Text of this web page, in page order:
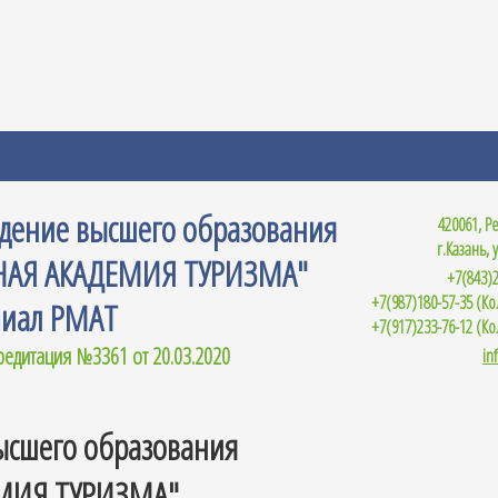
высшего образования
АКАДЕМИЯ ТУРИЗМА"
РМАТ
№3361 от 20.03.2020
420061,
г.Казань,
+7(987)180-57-35
+7(917)233-76-12
образования